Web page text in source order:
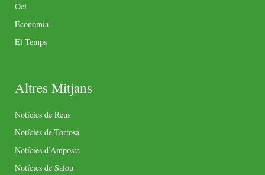
Oci
Economia
El Temps
Altres Mitjans
Notícies de Reus
Notícies de Tortosa
Notícies d’Amposta
Notícies de Salou